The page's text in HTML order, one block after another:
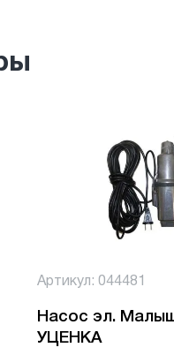
Артикул: 044481
Насос эл.
УЦЕНКА